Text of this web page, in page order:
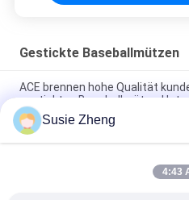
Gestickte Baseballmützen
ACE brennen hohe Qualität
gestickten Baseballmütze-Hut
Platten-Baseballmütze-fester
unstrukturierter Vati-Hut 100%
Fernlastfahrer gebogene
Susie Zheng
4:43